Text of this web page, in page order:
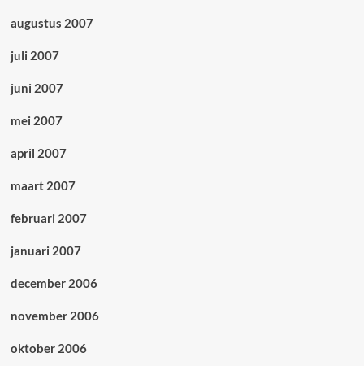
augustus 2007
juli 2007
juni 2007
mei 2007
april 2007
maart 2007
februari 2007
januari 2007
december 2006
november 2006
oktober 2006